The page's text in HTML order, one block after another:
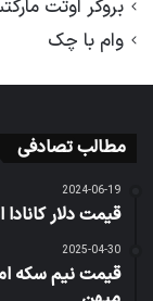
بروکر اوتت
وام با چک
مطالب تصادفی
2024-06-19
قیمت دلار کانادا امروز 30
2025-04-30